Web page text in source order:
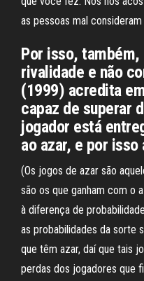
as pessoas mal
Por isso,
rivalidade e não
(1999) acredita
capaz de superar
jogador está
ao azar, e por isso
(Os jogos de azar são
são os que ganham com o
à diferença de
as probabilidades da sorte
que têm azar, daí que tais
perdas dos jogadores que